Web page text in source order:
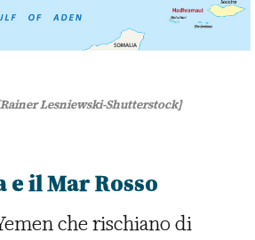
Lesniewski-Shutterstock]
e il Mar Rosso
che rischiano di